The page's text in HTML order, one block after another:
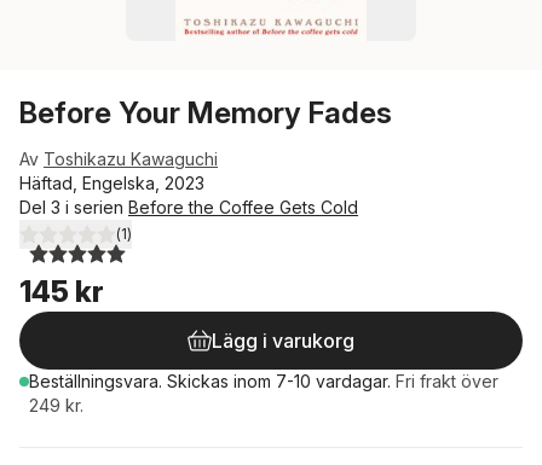
Before Your Memory Fades
Av Toshikazu Kawaguchi
Häftad, Engelska, 2023
Del 3 i serien Before the Coffee Gets Cold
5,0utav 5 stjärnor. Totalt antal röster:
(1)
145 kr
Lägg i varukorg
Beställningsvara. Skickas inom 7-10 vardagar. Fri frakt över
249 kr.